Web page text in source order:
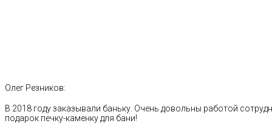
Олег Резников:
В 2018 году заказывали баньку. Очень довольны работой
подарок печку-каменку для бани!